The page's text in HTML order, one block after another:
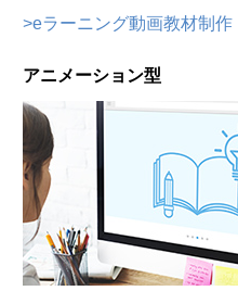
>eラーニング動画教材制作
アニメーション型